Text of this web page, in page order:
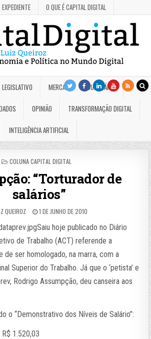
EXPEDIENTE O QUE É CAPITAL DIGITAL
LEGISLATIVO MERCADO JUDICIÁRIO
OPINIÃO TRANSFORMAÇÃO DIGITAL
INTELIGÊNCIA ARTIFICIAL
POSTED
COLUNA CAPITAL DIGITAL
“Torturador de
salários”
QUEIROZ 1 DE JUNHO DE 2010
Saiu hoje publicado no Diário
de Trabalho (ACT) referende a
de ser homologado, na marra, com a
Superior do Trabalho. Já que o ‘petista’ e
Rodrigo Assumpção, deu canseira aos
o “Demonstrativo dos Níveis de Salário”:
1.520,03